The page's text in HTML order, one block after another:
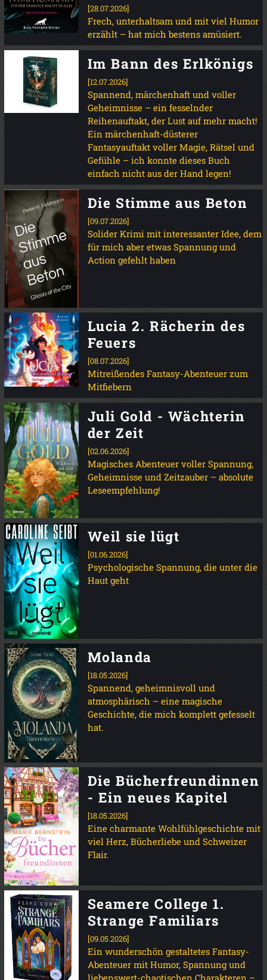
[28.07.2026]
Frech, unterhaltsam und mit viel Humor
erzählt – hat mich bestens amüsiert.
Im Bann des Erlkönigs
[12.07.2026]
Spannend, märchenhaft und voller
Geheimnisse – ein fesselnder
Reihenauftakt, der Lust auf mehr macht!
Ein märchenhaft-düsterer
Fantasyauftakt voller Magie, Rätsel und
Gefühle – ich konnte dieses Buch
einfach nicht aus der Hand legen!
Die Stimme aus Beton
[09.07.2026]
Solider Krimi mit interessanter Idee, dem
für mich aber etwas Spannung und
Action gefehlt haben
Lucia 2. Rächerin des
Feuers
[08.07.2026]
Mitreißendes Fantasy-Abenteuer zum
Mitfiebern
Juli Gold - Wächterin
der Zeit
[02.06.2026]
Magisches Abenteuer voller Spannung,
Geheimnisse und Zeitzauber – absolute
Leseempfehlung!
Weil sie lügt
[01.06.2026]
Psychologische Spannung, die unter die
Haut geht
Molanda
[18.05.2026]
Spannend, geheimnisvoll und
atmosphärisch – eine magische
Geschichte, die mich komplett gefesselt
hat.
Die Bücherfreundinnen
- Ein neues Kapitel
[18.05.2026]
Eine charmante Wohlfühlgeschichte mit
viel Herz, Bücherliebe und Schweizer
Flair.
Seamere College 1.
Strange Familiars
[09.05.2026]
Ein wunderschön gestaltetes Fantasy-
Abenteuer mit Humor, Spannung und